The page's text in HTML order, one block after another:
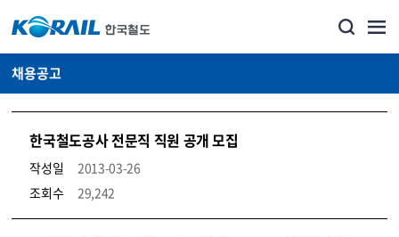
채용공고
한국철도공사 전문직 직원 공개 모집
작성일
2013-03-26
조회수
29,242
코레일소개_경영공시_채용공고 상세보기 – 내용, 파일, 담당자 연락처로 구성